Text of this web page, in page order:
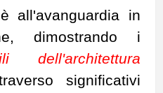
è all'avanguardia in
dimostrando i
dell'architettura
significativi